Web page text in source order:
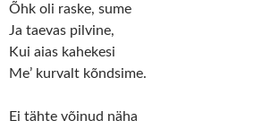
Õhk oli raske, sume
Ja taevas pilvine,
Kui aias kahekesi
Me’ kurvalt kõndsime.
Ei tähte võinud näha